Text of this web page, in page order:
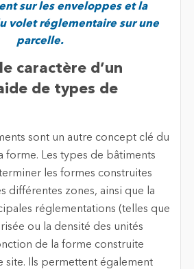
sur les enveloppes et la
volet réglementaire sur une
parcelle.
caractère d’un
de types de
sont un autre concept clé du
forme. Les types de bâtiments
les formes construites
différentes zones, ainsi que la
réglementations (telles que
ou la densité des unités
de la forme construite
site. Ils permettent également